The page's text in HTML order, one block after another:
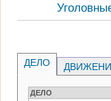
ДЕЛО
ДЕЛО